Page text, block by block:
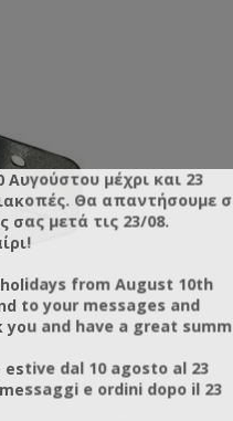
Αυγούστου μέχρι και 23
Θα απαντήσουμε
σας μετά τις 23/08.
from August 10th
to your messages and
and have a great
estive dal 10 agosto al 23
e ordini dopo il 23